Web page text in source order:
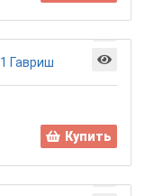
Купить